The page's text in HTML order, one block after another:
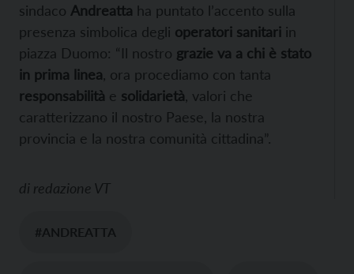
sindaco Andreatta ha puntato l’accento sulla
presenza simbolica degli operatori sanitari in
piazza Duomo: “Il nostro grazie va a chi è stato
in prima linea , ora procediamo con tanta
responsabilità e solidarietà , valori che
caratterizzano il nostro Paese, la nostra
provincia e la nostra comunità cittadina”.
di redazione VT
#ANDREATTA